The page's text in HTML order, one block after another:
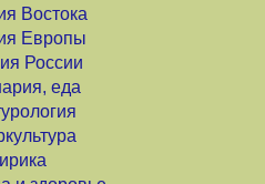
Востока
Европы
России
еда